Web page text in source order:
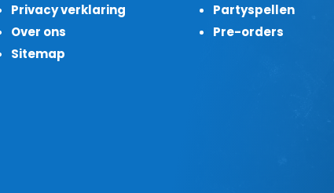
Privacy verklaring
Over ons
Sitemap
Partyspellen
Pre-orders